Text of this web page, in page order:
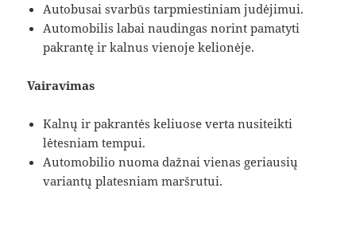
Autobusai svarbūs tarpmiestiniam judėjimui.
Automobilis labai naudingas norint pamatyti
pakrantę ir kalnus vienoje kelionėje.
Vairavimas
Kalnų ir pakrantės keliuose verta nusiteikti
lėtesniam tempui.
Automobilio nuoma dažnai vienas geriausių
variantų platesniam maršrutui.